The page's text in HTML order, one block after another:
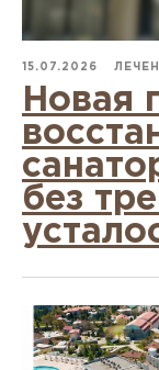
15.07.2026
Новая
без